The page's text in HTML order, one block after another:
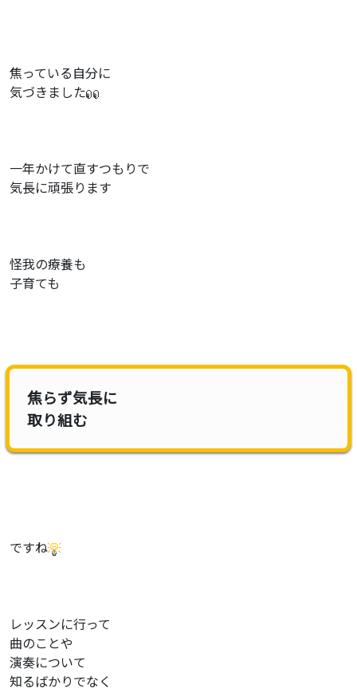
焦っている自分に
気づきました
一年かけて直すつもりで
気長に頑張ります
怪我の療養も
子育ても
焦らず気長に
取り組む
ですね
レッスンに行って
曲のことや
演奏について
知るばかりでなく